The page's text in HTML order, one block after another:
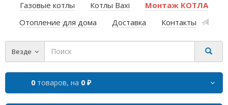
Газовые котлы Котлы Baxi
Монтаж КОТЛА
Отопление для дома
Доставка Контакты
Везде
0 товаров, на 0 ₽